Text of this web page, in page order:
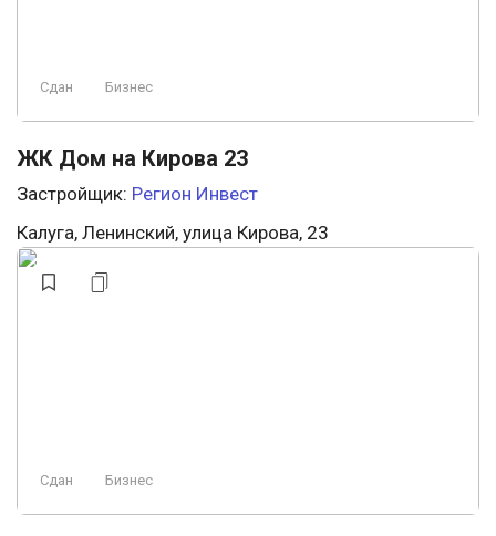
Сдан Бизнес
ЖК Дом на Кирова 23
Застройщик: Регион Инвест
Калуга, Ленинский, улица Кирова, 23
Сдан Бизнес